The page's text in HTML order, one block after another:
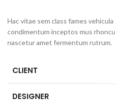
Hac vitae sem class fames
condimentum inceptos mus
nascetur amet fermentum rutrum.
CLIENT
DESIGNER